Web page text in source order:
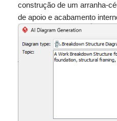
construção de um arranha-
de apoio e acabamento